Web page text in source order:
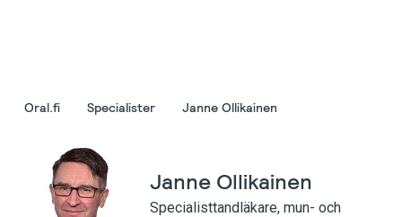
Oral.fi Specialister Janne Ollikainen
Janne Ollikainen
Specialisttandläkare, mun- och